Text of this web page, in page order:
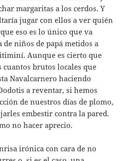
margaritas a los cerdos. Y
jugar con ellos a ver quién
eso es lo único que va
de niños de papá metidos a
Aunque es cierto que
cuantos brutos locales que
Navalcarnero haciendo
a reventar, si hemos
de nuestros días de plomo,
embestir contra la pared.
no hacer aprecio.
irónica con cara de no